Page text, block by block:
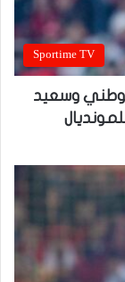
Sportime TV
وسعيد